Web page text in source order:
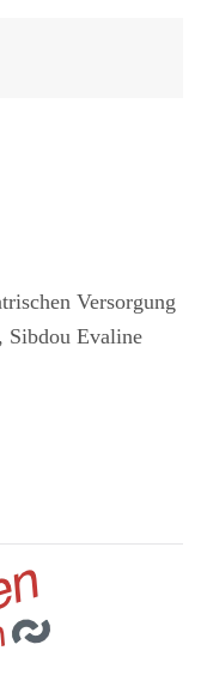
Versorgung
Evaline